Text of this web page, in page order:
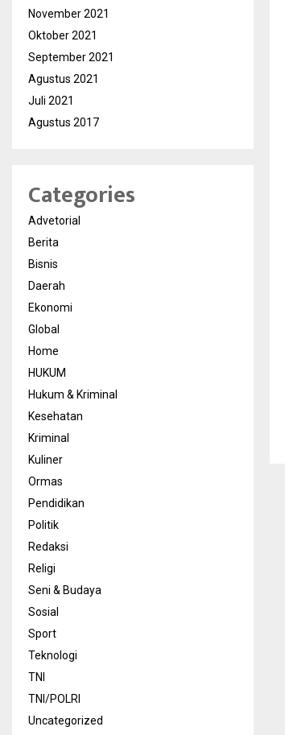
November 2021
Oktober 2021
September 2021
Agustus 2021
Juli 2021
Agustus 2017
Categories
Advetorial
Berita
Bisnis
Daerah
Ekonomi
Global
Home
HUKUM
Hukum & Kriminal
Kesehatan
Kriminal
Kuliner
Ormas
Pendidikan
Politik
Redaksi
Religi
Seni & Budaya
Sosial
Sport
Teknologi
TNI
TNI/POLRI
Uncategorized